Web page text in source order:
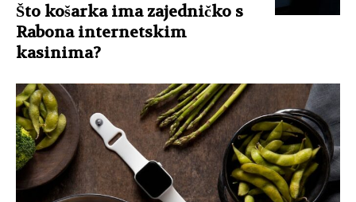
Što košarka ima zajedničko s
Rabona internetskim
kasinima?